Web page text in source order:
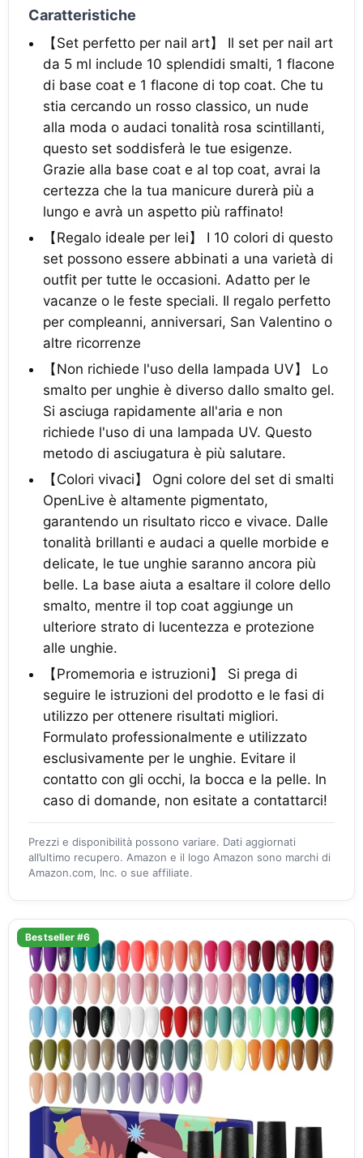
Caratteristiche
【Set perfetto per nail art】 Il set per nail art
da 5 ml include 10 splendidi smalti, 1 flacone
di base coat e 1 flacone di top coat. Che tu
stia cercando un rosso classico, un nude
alla moda o audaci tonalità rosa scintillanti,
questo set soddisferà le tue esigenze.
Grazie alla base coat e al top coat, avrai la
certezza che la tua manicure durerà più a
lungo e avrà un aspetto più raffinato!
【Regalo ideale per lei】 I 10 colori di questo
set possono essere abbinati a una varietà di
outfit per tutte le occasioni. Adatto per le
vacanze o le feste speciali. Il regalo perfetto
per compleanni, anniversari, San Valentino o
altre ricorrenze
【Non richiede l'uso della lampada UV】 Lo
smalto per unghie è diverso dallo smalto gel.
Si asciuga rapidamente all'aria e non
richiede l'uso di una lampada UV. Questo
metodo di asciugatura è più salutare.
【Colori vivaci】 Ogni colore del set di smalti
OpenLive è altamente pigmentato,
garantendo un risultato ricco e vivace. Dalle
tonalità brillanti e audaci a quelle morbide e
delicate, le tue unghie saranno ancora più
belle. La base aiuta a esaltare il colore dello
smalto, mentre il top coat aggiunge un
ulteriore strato di lucentezza e protezione
alle unghie.
【Promemoria e istruzioni】 Si prega di
seguire le istruzioni del prodotto e le fasi di
utilizzo per ottenere risultati migliori.
Formulato professionalmente e utilizzato
esclusivamente per le unghie. Evitare il
contatto con gli occhi, la bocca e la pelle. In
caso di domande, non esitate a contattarci!
Prezzi e disponibilità possono variare. Dati aggiornati
all’ultimo recupero. Amazon e il logo Amazon sono marchi di
Amazon.com, Inc. o sue affiliate.
Bestseller #6